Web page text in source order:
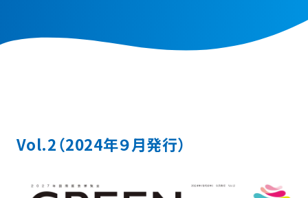
Vol.2（2024年９月発行）